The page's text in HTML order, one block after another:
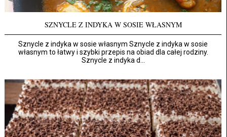
SZNYCLE Z INDYKA W SOSIE WŁASNYM
Sznycle z indyka w sosie własnym Sznycle z indyka w sosie
własnym to łatwy i szybki przepis na obiad dla całej rodziny.
Sznycle z indyka d...